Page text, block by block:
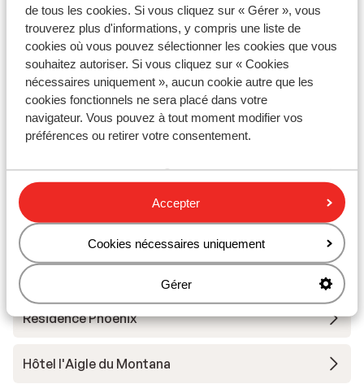
de tous les cookies. Si vous cliquez sur « Gérer », vous
trouverez plus d'informations, y compris une liste de
cookies où vous pouvez sélectionner les cookies que vous
souhaitez autoriser. Si vous cliquez sur « Cookies
nécessaires uniquement », aucun cookie autre que les
cookies fonctionnels ne sera placé dans votre
navigateur. Vous pouvez à tout moment modifier vos
préférences ou retirer votre consentement.
Accepter
Cookies nécessaires uniquement
Gérer
Résidence Le Taos
Résidence CGH Le Jhana
Résidence Le Bec Rouge
Résidence Boutique CGH Le Lodge des Neiges
*****
Résidence Lodges des Neiges
Résidence Phoenix
Hôtel l'Aigle du Montana